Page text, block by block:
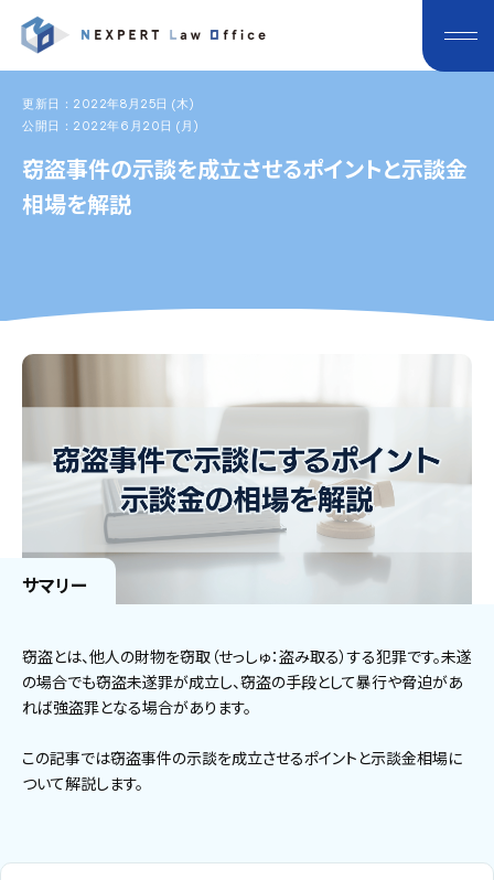
更新日：2022年8月25日 (木)
公開日：2022年6月20日 (月)
窃盗事件の示談を成立させるポイントと示談金
相場を解説
サマリー
窃盗とは、他人の財物を窃取（せっしゅ：盗み取る）する犯罪です。未遂
の場合でも窃盗未遂罪が成立し、窃盗の手段として暴行や脅迫があ
れば強盗罪となる場合があります。
この記事では窃盗事件の示談を成立させるポイントと示談金相場に
ついて解説します。